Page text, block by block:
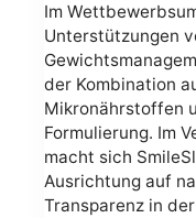
Im
Unterstützungen
der Kombination
Mikronährstoffen
Formulierung. Im
macht sich
Ausrichtung auf
Transparenz in